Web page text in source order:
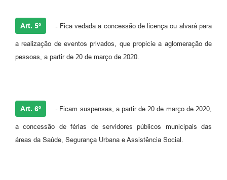
Art. 5º -Fica vedada a concessão de licença ou alvará para
a realização de eventos privados, que propicie a aglomeração de
pessoas, a partir de 20 de março de 2020.
Art. 6º -Ficam suspensas, a partir de 20 de março de 2020,
a concessão de férias de servidores públicos municipais das
áreas da Saúde, Segurança Urbana e Assistência Social.